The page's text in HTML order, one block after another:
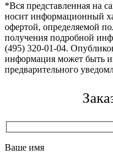
*Вся представленная на
носит информационный
офертой, определяемой
получения подробной
(495) 320-01-04.
информация может быть
предварительного
Ваше имя